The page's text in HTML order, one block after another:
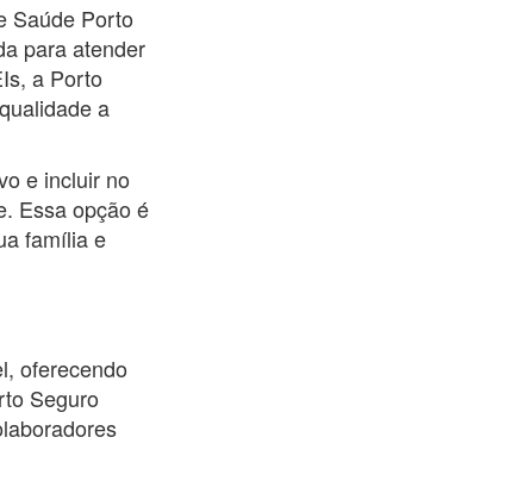
Saúde Porto
para atender
a Porto
a
e incluir no
Essa opção é
família e
oferecendo
Seguro